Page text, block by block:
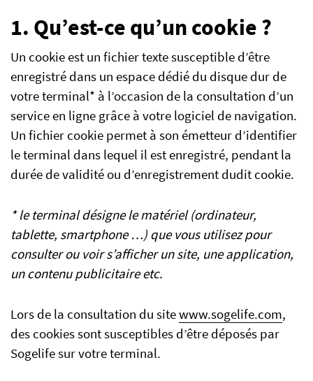
FR EN IT
1. Qu’est-ce qu’un cookie ?
Un cookie est un fichier texte susceptible d’être
enregistré dans un espace dédié du disque dur de
votre terminal* à l’occasion de la consultation d’un
service en ligne grâce à votre logiciel de navigation.
Un fichier cookie permet à son émetteur d’identifier
le terminal dans lequel il est enregistré, pendant la
durée de validité ou d’enregistrement dudit cookie.
* le terminal désigne le matériel (ordinateur,
tablette, smartphone …) que vous utilisez pour
consulter ou voir s’afficher un site, une application,
un contenu publicitaire etc.
Lors de la consultation du sitewww.sogelife.com,
des cookies sont susceptibles d’être déposés par
Sogelife sur votre terminal.